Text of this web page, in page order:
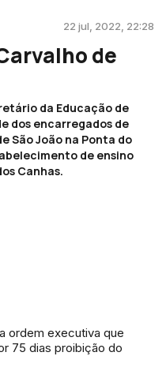
22 jul, 2022, 22:28
de
da Educação de
dos encarregados de
São João na Ponta do
de ensino
Canhas.
ordem executiva que
75 dias proibição do